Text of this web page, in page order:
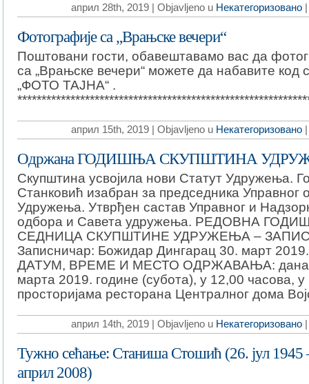
април 28th, 2019 | Objavljeno u Некатегоризовано
Фотографије са „Врањске вечери“
Поштовани гости, обавештавамо вас да
са „Врањске вечери“ можете да набавите код
„ФОТО ТАЈНА“ .
април 15th, 2019 | Objavljeno u Некатегоризовано
Одржана ГОДИШЊА СКУПШТИНА
Скупштина усвојила нови Статут Удружења.
Станковић изабран за председника Управног
Удружења. Утврђен састав Управног и
одбора и Савета удружења. РЕДОВНА
СЕДНИЦА СКУПШТИНE УДРУЖЕЊА –
Записничар: Божидар Дингарац 30. март 2019.
ДАТУМ, ВРЕМЕ И МЕСТО ОДРЖАВАЊА: дана
марта 2019. године (субота), у 12,00 часова, у
просторијама ресторана Централног дома
април 14th, 2019 | Objavljeno u Некатегоризовано
Тужно сећање: Станиша Стошић (26. јул
април 2008)